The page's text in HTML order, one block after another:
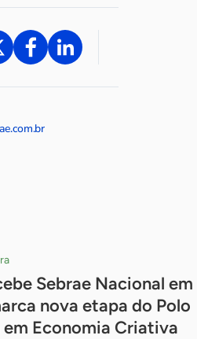
Sebrae Nacional em
nova etapa do Polo
Economia Criativa